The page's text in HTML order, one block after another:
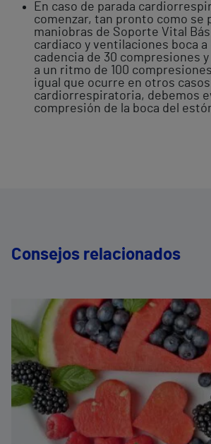
En caso de parada
comenzar, tan pronto como se
maniobras de Soporte Vital
cardiaco y ventilaciones boca a
cadencia de 30 compresiones
a un ritmo de 100
igual que ocurre en otros
cardiorrespiratoria, debemos
compresión de la boca del
Consejos relacionados